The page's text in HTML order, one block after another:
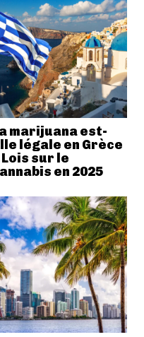
marijuana est-
légale en Grèce
Lois sur le
en 2025